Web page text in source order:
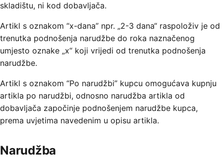
skladištu, ni kod dobavljača.
Artikl s oznakom “x-dana” npr. „2-3 dana“ raspoloživ je od
trenutka podnošenja narudžbe do roka naznačenog
umjesto oznake „x“ koji vrijedi od trenutka podnošenja
narudžbe.
Artikl s oznakom “Po narudžbi” kupcu omogućava kupnju
artikla po narudžbi, odnosno narudžba artikla od
dobavljača započinje podnošenjem narudžbe kupca,
prema uvjetima navedenim u opisu artikla.
Narudžba